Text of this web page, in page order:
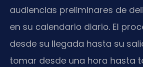
audiencias preliminares de
en su calendario diario. El
desde su llegada hasta su
tomar desde una hora hasta